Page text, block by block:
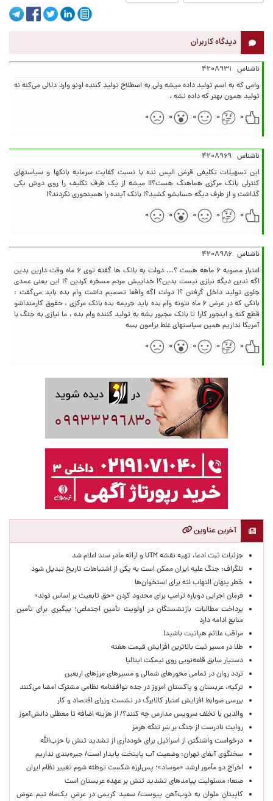
دیدگاه کاربران
ناشناس ۴۲۰۸۹۳۱
وامی که به اسم تولید داده میشه ولی به اصطلاح تولید کننده اونو وارد دلالی می‌کنه نه
تولید همون بهتر که داده نشه .
۰
۰ ۰ ۰ ۰
ناشناس ۴۲۰۸۹۶۹
این تسهیلات تکلیفی قرض الپس نده با نسبت کفایت سرمایه بانکها و سیاستهای
کنترلی بانک مرکزی هماهنگ هست؟!! میشه از یک طرف تکلیف را روی دوش یکی
گذاشت و از طرف دیگه حسابشو کشید؟! بانک آینده را همینجوری نکردند؟!
۰
۰ ۰ ۰ ۰
ناشناس ۴۲۰۸۹۸۶
اعتبار مصوبه ۶ ماهه هست ؟... دولت به بانک ها گفته توی ۶ ماه وقت دارین بدین
اگه ندین دیگه نیازی نیست بدین؟! خداییش مردم مسخره کردین ؟! این یعنی عمدی
جلوی تولید داخل گرفتن ؟! دولت اگه واقعا تصمیم داشت وام بده باید می‌گفت :
بانکی که در عرض ۶ ماه نتونه وام بده باید جریمه بده بانک مرکزی ، حقوق کارمنداشو
قطع کنه و اینجور کارا تا بانک مجبور بشه به تولید کننده وام بده ، ما نیازی به جنگ با
آمریکا نداریم همین سیاستهای غلط برامون بسه
۰
۰ ۰ ۰ ۰
آخرین عناوین
جزئیات ثبت ادعا، تهیه نقشه UTM و ارائه مادر سند اعلام شد
تلگراف: جنگ علیه ایران ممکن است به یکی از اشتباهات تاریخ تبدیل شود
خطر پنهان التهاب لثه برای استخوان‌ها
فرمان اجرایی دوباره ترامپ برای محدود کردن «حق تابعیت بر اساس تولد»
پرداخت مطالبات بازنشستگان در اولویت تأمین اجتماعی؛ پیگیری برای تأمین
منابع ادامه دارد
مراقب علائم هپاتیت باشید!
طلا در مسیر ثبت بالاترین افزایش قیمت هفته
دستیار سابق قلعه‌نویی روی نیمکت ایتالیا
تردد روان در تمامی محورهای شمالی و مسیرهای مرزهای اربعین
ترکیه، عربستان و پاکستان امروز در جده توافقنامه نظامی مشترک امضا می‌کنند
بررسی ضوابط افزایش اعتبار کالابرگ در نشست وزرای اقتصاد و کار
والدین با تخلف سرویس مدارس چه کنند؟/ از هزینه اضافه تا معطلی دانش‌آموز
روایت نادرست از جنگ بر سَر تنگه هرمز
درخواست واشنگتن از اسرائیل برای خودداری از تشدید تنش با حزب‌الله
سخنگوی آبفای تهران: وضعیت آب پایتخت پایدار است/ جیره‌بندی نداریم
اخراج دو مأمور ارشد «موساد»؛ پس‌لرزه شکست توطئه شوم تغییر نظام ایران
صنعا: مسئولیت پیامدهای تشدید تنش بر عهده عربستان است
کاپیتان ملوان به ذوب‌آهن پیوست/ سعید کریمی در عرض یک‌ماه تیم عوض